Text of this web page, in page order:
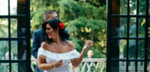
LUKA / SONJA & NIKOLA